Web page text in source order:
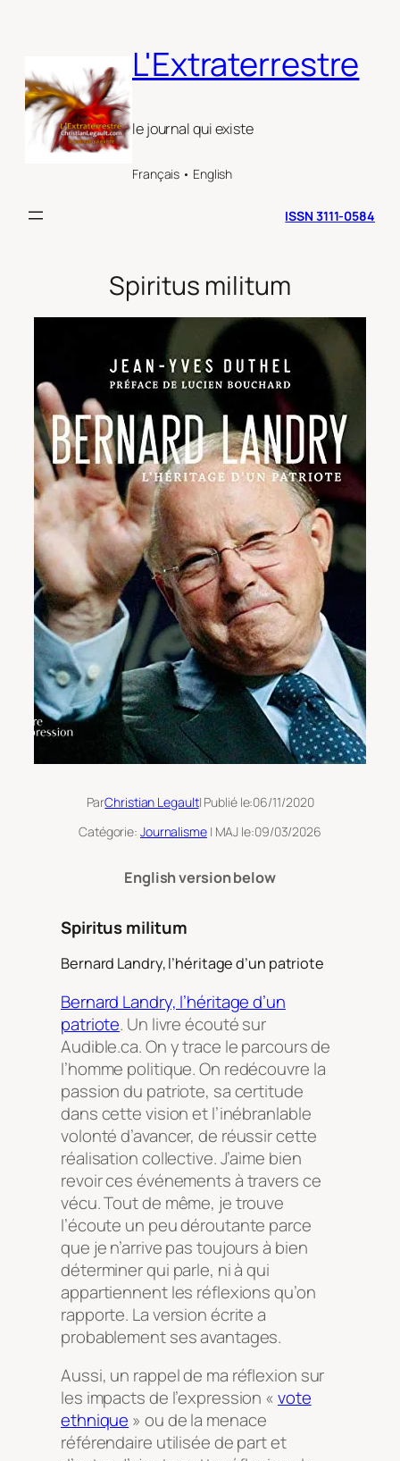
L'Extraterrestre
le journal qui existe
Français • English
ISSN 3111-0584
Spiritus militum
ParChristian Legault| Publié le:06/11/2020
Catégorie: Journalisme| MAJ le:09/03/2026
English version below
Spiritus militum
Bernard Landry, l’héritage d’un patriote
Bernard Landry, l’héritage d’un
patriote. Un livre écouté sur
Audible.ca. On y trace le parcours de
l’homme politique. On redécouvre la
passion du patriote, sa certitude
dans cette vision et l’inébranlable
volonté d’avancer, de réussir cette
réalisation collective. J’aime bien
revoir ces événements à travers ce
vécu. Tout de même, je trouve
l’écoute un peu déroutante parce
que je n’arrive pas toujours à bien
déterminer qui parle, ni à qui
appartiennent les réflexions qu’on
rapporte. La version écrite a
probablement ses avantages.
Aussi, un rappel de ma réflexion sur
les impacts de l’expression « vote
ethnique » ou de la menace
référendaire utilisée de part et